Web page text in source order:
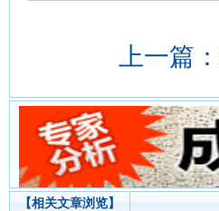
上一篇：
【相关文章浏览】